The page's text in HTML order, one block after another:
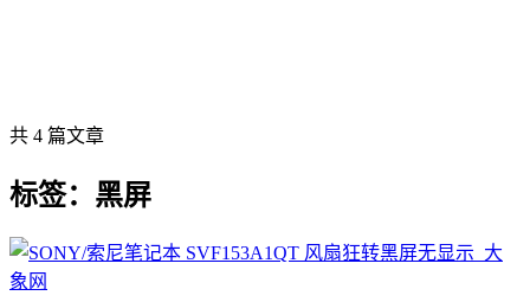
共 4 篇文章
标签：黑屏